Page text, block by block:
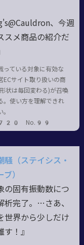
、今週
スメ商品の紹介だ
っている対象に有効な
ECサイト取り扱いの商
状は毎回変わる)が召喚
。使い方を理解できれ
No.99
騒（ステイシス・
）
の固有振動数につ
析完了。…さあ、
世界から少しだけ
す！』